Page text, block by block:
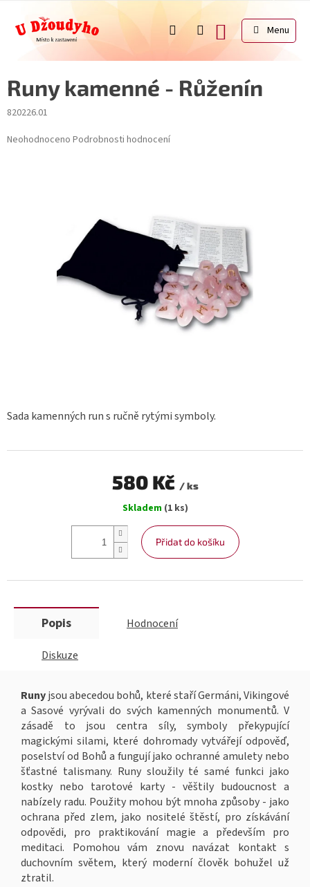
obsah
NÁKUPNÍ
KOŠÍK
Runy kamenné - Růženín
820226.01
Průměrné
Neohodnoceno Podrobnosti hodnocení
Sada kamenných run s ručně rytými symboly.
580 Kč / ks
cena:
Skladem (1 ks)
Přidat do košíku
Popis Hodnocení
Diskuze
Runyjsou abecedou bohů, které staří Germáni, Vikingové
a Sasové vyrývali do svých kamenných monumentů. V
zásadě to jsou centra síly, symboly překypující
magickými silami, které dohromady vytvářejí odpověď,
poselství od Bohů a fungují jako ochranné amulety nebo
šťastné talismany. Runy sloužily té samé funkci jako
kostky nebo tarotové karty - věštily budoucnost a
nabízely radu. Použity mohou být mnoha způsoby - jako
ochrana před zlem, jako nositelé štěstí, pro získávání
odpovědi, pro praktikování magie a především pro
meditaci. Pomohou vám znovu navázat kontakt s
duchovním světem, který moderní člověk bohužel už
ztratil.